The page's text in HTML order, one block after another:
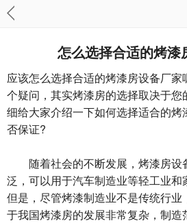
怎么选择合适的烤漆
应该怎么选择合适的烤漆房设备厂
个疑问，其实烤漆房的选择取决于
细给大家介绍一下如何选择适合的烤
否保证?
随着社会的不断发展，烤漆房设
泛，可以用于汽车制造业等轻工业和
但是，尽管烤漆制造业不是传统行业
于我国烤漆房的发展非常复杂，制造